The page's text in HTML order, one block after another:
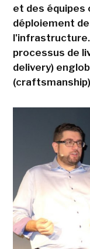
et des équipes
déploiement
l'infrastructure.
processus de
delivery)